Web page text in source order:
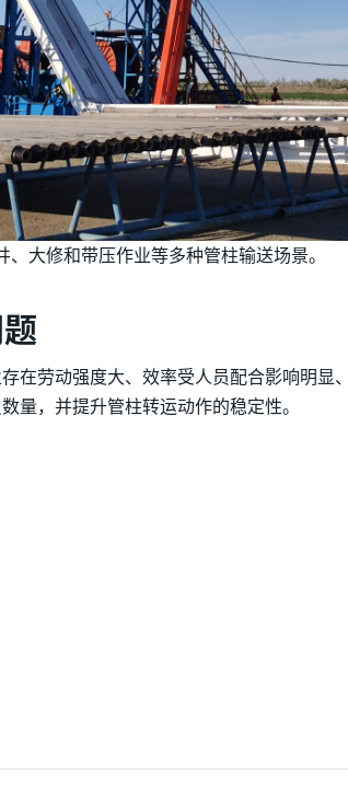
大修和带压作业等多种管柱输送场景。
在劳动强度大、效率受人员配合影响明
量，并提升管柱转运动作的稳定性。